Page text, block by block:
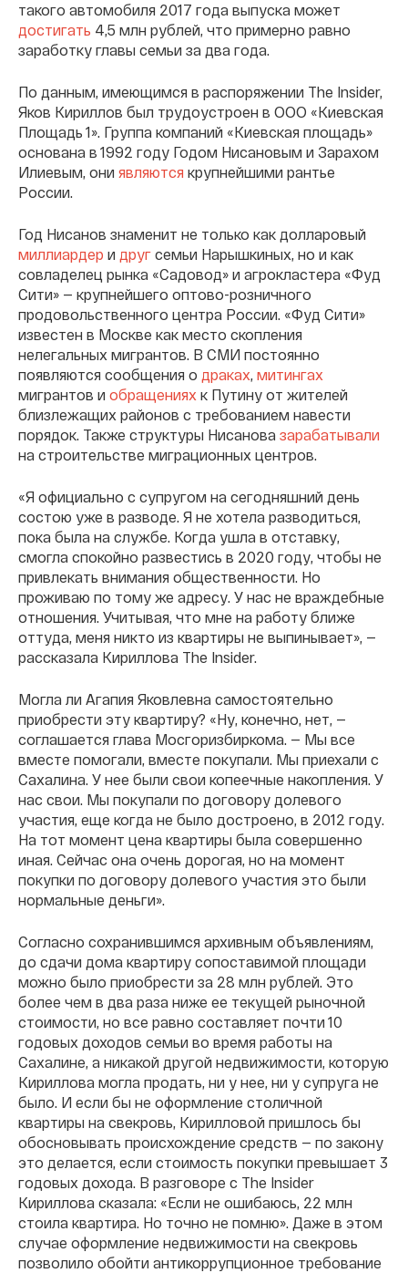
такого автомобиля 2017 года выпуска может
достигать 4,5 млн рублей, что примерно равно
заработку главы семьи за два года.
По данным, имеющимся в распоряжении The Insider,
Яков Кириллов был трудоустроен в ООО «Киевская
Площадь 1». Группа компаний «Киевская площадь»
основана в 1992 году Годом Нисановым и Зарахом
Илиевым, они являются крупнейшими рантье
России.
Год Нисанов знаменит не только как долларовый
миллиардер и друг семьи Нарышкиных, но и как
совладелец рынка «Садовод» и агрокластера «Фуд
Сити» — крупнейшего оптово-розничного
продовольственного центра России. «Фуд Сити»
известен в Москве как место скопления
нелегальных мигрантов. В СМИ постоянно
появляются сообщения о драках, митингах
мигрантов и обращениях к Путину от жителей
близлежащих районов с требованием навести
порядок. Также структуры Нисанова зарабатывали
на строительстве миграционных центров.
«Я официально с супругом на сегодняшний день
состою уже в разводе. Я не хотела разводиться,
пока была на службе. Когда ушла в отставку,
смогла спокойно развестись в 2020 году, чтобы не
привлекать внимания общественности. Но
проживаю по тому же адресу. У нас не враждебные
отношения. Учитывая, что мне на работу ближе
оттуда, меня никто из квартиры не выпинывает», —
рассказала Кириллова The Insider.
Могла ли Агапия Яковлевна самостоятельно
приобрести эту квартиру? «Ну, конечно, нет, —
соглашается глава Мосгоризбиркома. — Мы все
вместе помогали, вместе покупали. Мы приехали с
Сахалина. У нее были свои копеечные накопления. У
нас свои. Мы покупали по договору долевого
участия, еще когда не было достроено, в 2012 году.
На тот момент цена квартиры была совершенно
иная. Сейчас она очень дорогая, но на момент
покупки по договору долевого участия это были
нормальные деньги».
Согласно сохранившимся архивным объявлениям,
до сдачи дома квартиру сопоставимой площади
можно было приобрести за 28 млн рублей. Это
более чем в два раза ниже ее текущей рыночной
стоимости, но все равно составляет почти 10
годовых доходов семьи во время работы на
Сахалине, а никакой другой недвижимости, которую
Кириллова могла продать, ни у нее, ни у супруга не
было. И если бы не оформление столичной
квартиры на свекровь, Кирилловой пришлось бы
обосновывать происхождение средств — по закону
это делается, если стоимость покупки превышает 3
годовых дохода. В разговоре с The Insider
Кириллова сказала: «Если не ошибаюсь, 22 млн
стоила квартира. Но точно не помню». Даже в этом
случае оформление недвижимости на свекровь
позволило обойти антикоррупционное требование